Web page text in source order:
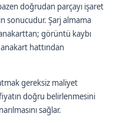
doğrudan parçayı işaret
sonucudur. Şarj almama
görüntü kaybı
hattından
gereksiz maliyet
doğru belirlenmesini
sağlar.